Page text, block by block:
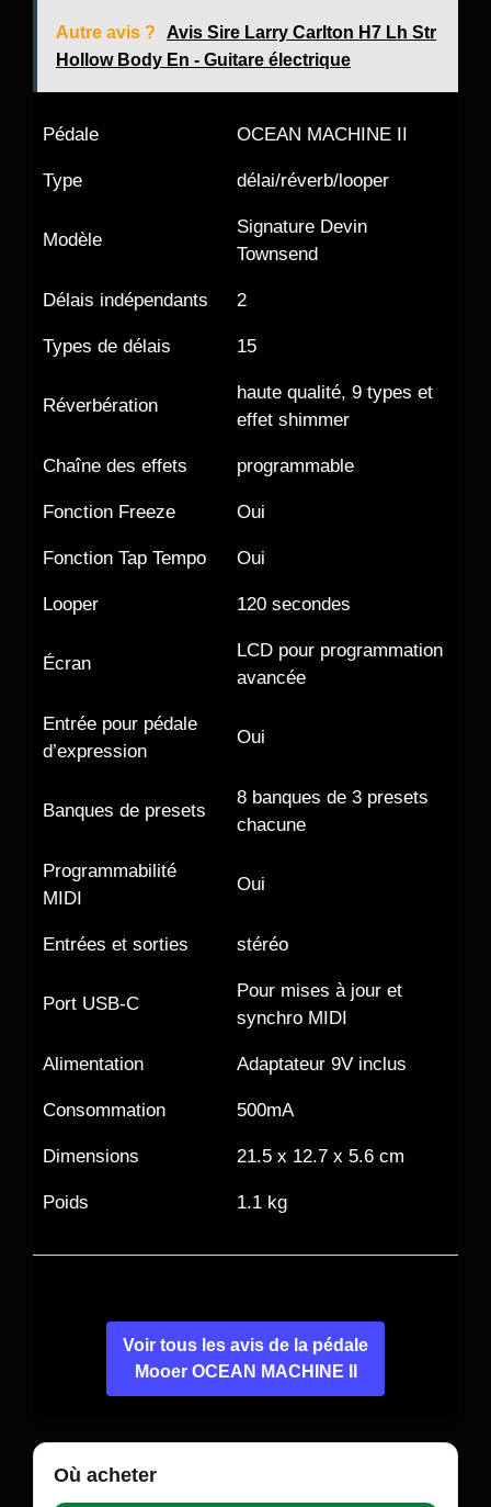
Autre avis ?
Avis Sire Larry Carlton H7 Lh Str
Hollow Body En - Guitare électrique
Pédale OCEAN MACHINE II
Type délai/réverb/looper
Modèle
Signature Devin
Townsend
Délais indépendants 2
Types de délais 15
Réverbération
haute qualité, 9 types et
effet shimmer
Chaîne des effets programmable
Fonction Freeze Oui
Fonction Tap Tempo Oui
Looper 120 secondes
Écran
LCD pour programmation
avancée
Entrée pour pédale
d’expression
Oui
Banques de presets
8 banques de 3 presets
chacune
Programmabilité
MIDI
Oui
Entrées et sorties stéréo
Port USB-C
Pour mises à jour et
synchro MIDI
Alimentation Adaptateur 9V inclus
Consommation 500mA
Dimensions 21.5 x 12.7 x 5.6 cm
Poids 1.1 kg
Voir tous les avis de la pédale
Mooer OCEAN MACHINE II
Où acheter